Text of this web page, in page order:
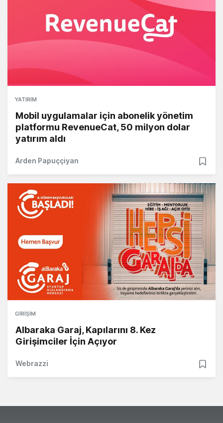
YATIRIM
Mobil uygulamalar için abonelik yönetim
platformu RevenueCat, 50 milyon dolar
yatırım aldı
Arden Papuççiyan
GIRIŞIM
Albaraka Garaj, Kapılarını 8. Kez
Girişimciler İçin Açıyor
Webrazzi